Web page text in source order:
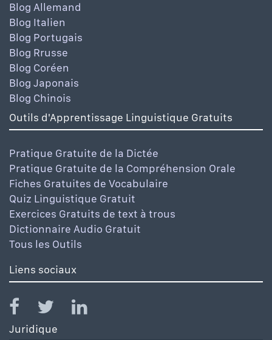
Blog Allemand
Blog Italien
Blog Portugais
Blog Rrusse
Blog Coréen
Blog Japonais
Blog Chinois
Outils d'Apprentissage Linguistique Gratuits
Pratique Gratuite de la Dictée
Pratique Gratuite de la Compréhension Orale
Fiches Gratuites de Vocabulaire
Quiz Linguistique Gratuit
Exercices Gratuits de text à trous
Dictionnaire Audio Gratuit
Tous les Outils
Liens sociaux
Juridique